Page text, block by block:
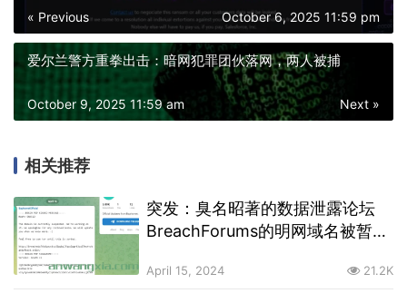
« Previous October 6, 2025 11:59 pm
爱尔兰警方重拳出击：暗网犯罪团伙落网，两人被捕
Next »
October 9, 2025 11:59 am
相关推荐
突发：臭名昭著的数据泄露论坛
BreachForums的明网域名被暂停
April 15, 2024 21.2K